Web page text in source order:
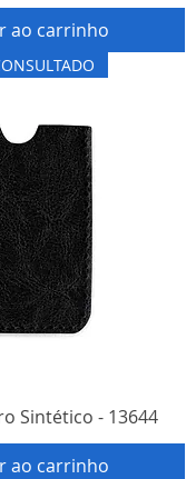
ao carrinho
Sintético - 13644
ao carrinho